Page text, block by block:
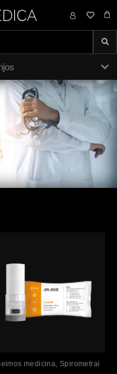
0,00 €
/ Spirometrai
medicina, Spirometrai